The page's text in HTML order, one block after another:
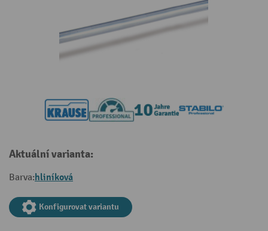
Aktuální varianta:
Barva:hliníková
Konfigurovat variantu